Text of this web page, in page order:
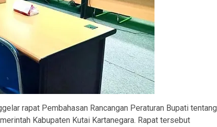
rapat Pembahasan Rancangan Peraturan Bupati tentang
Kabupaten Kutai Kartanegara. Rapat tersebut